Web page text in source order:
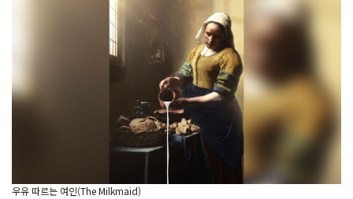
우유 따르는 여인(The Milkmaid)